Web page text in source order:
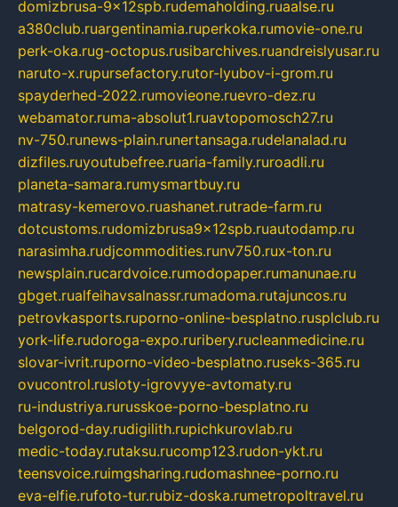
domizbrusa-9x12spb.rudemaholding.ruaalse.ru
a380club.ruargentinamia.ruperkoka.rumovie-one.ru
perk-oka.rug-octopus.rusibarchives.ruandreislyusar.ru
naruto-x.rupursefactory.rutor-lyubov-i-grom.ru
spayderhed-2022.rumovieone.ruevro-dez.ru
webamator.ruma-absolut1.ruavtopomosch27.ru
nv-750.runews-plain.runertansaga.rudelanalad.ru
dizfiles.ruyoutubefree.ruaria-family.ruroadli.ru
planeta-samara.rumysmartbuy.ru
matrasy-kemerovo.ruashanet.rutrade-farm.ru
dotcustoms.rudomizbrusa9x12spb.ruautodamp.ru
narasimha.rudjcommodities.runv750.rux-ton.ru
newsplain.rucardvoice.rumodopaper.rumanunae.ru
gbget.rualfeihavsalnassr.rumadoma.rutajuncos.ru
petrovkasports.ruporno-online-besplatno.rusplclub.ru
york-life.rudoroga-expo.ruribery.rucleanmedicine.ru
slovar-ivrit.ruporno-video-besplatno.ruseks-365.ru
ovucontrol.rusloty-igrovyye-avtomaty.ru
ru-industriya.rurusskoe-porno-besplatno.ru
belgorod-day.rudigilith.rupichkurovlab.ru
medic-today.rutaksu.rucomp123.rudon-ykt.ru
teensvoice.ruimgsharing.rudomashnee-porno.ru
eva-elfie.rufoto-tur.rubiz-doska.rumetropoltravel.ru